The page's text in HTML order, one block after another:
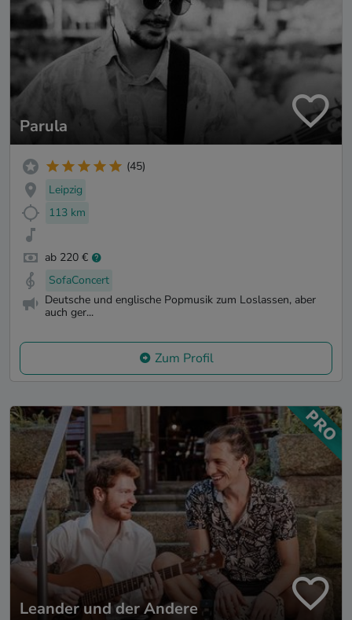
Parula
(45)
Leipzig
113 km
ab 220 €
SofaConcert
Deutsche und englische Popmusik zum Loslassen, aber
auch ger...
Zum Profil
Leander und der Andere